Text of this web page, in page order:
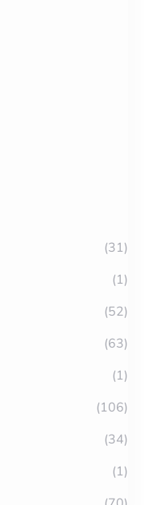
(31)
(1)
(52)
(63)
(1)
(106)
(34)
(1)